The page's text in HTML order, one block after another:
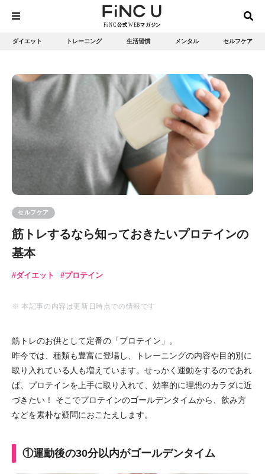
ダイエット トレーニング 生活習慣 メンタル セルフケア
セルフケア
筋トレするなら知っておきたいプロテインの
基本
ダイエット プロテイン
※ 本記事の内容は更新日時点での情報です
筋トレのお供として定番の「プロテイン」。
昨今では、種類も豊富に登場し、トレーニングの内容や目的別に
取り入れている人も増えています。せっかく運動をするのであれ
ば、プロテインを上手に取り入れて、効率的に理想のカラダに近
づきたい！ そこでプロテインのゴールデンタイムから、飲み方
などを素朴な疑問におこたえします。
①運動後の30分以内がゴールデンタイム